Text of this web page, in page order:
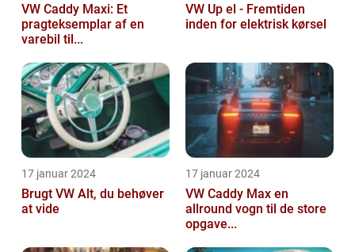
VW Caddy Maxi: Et
pragteksemplar af en
varebil til...
VW Up el - Fremtiden
inden for elektrisk kørsel
17 januar 2024
Brugt VW Alt, du behøver
at vide
17 januar 2024
VW Caddy Max en
allround vogn til de store
opgave...